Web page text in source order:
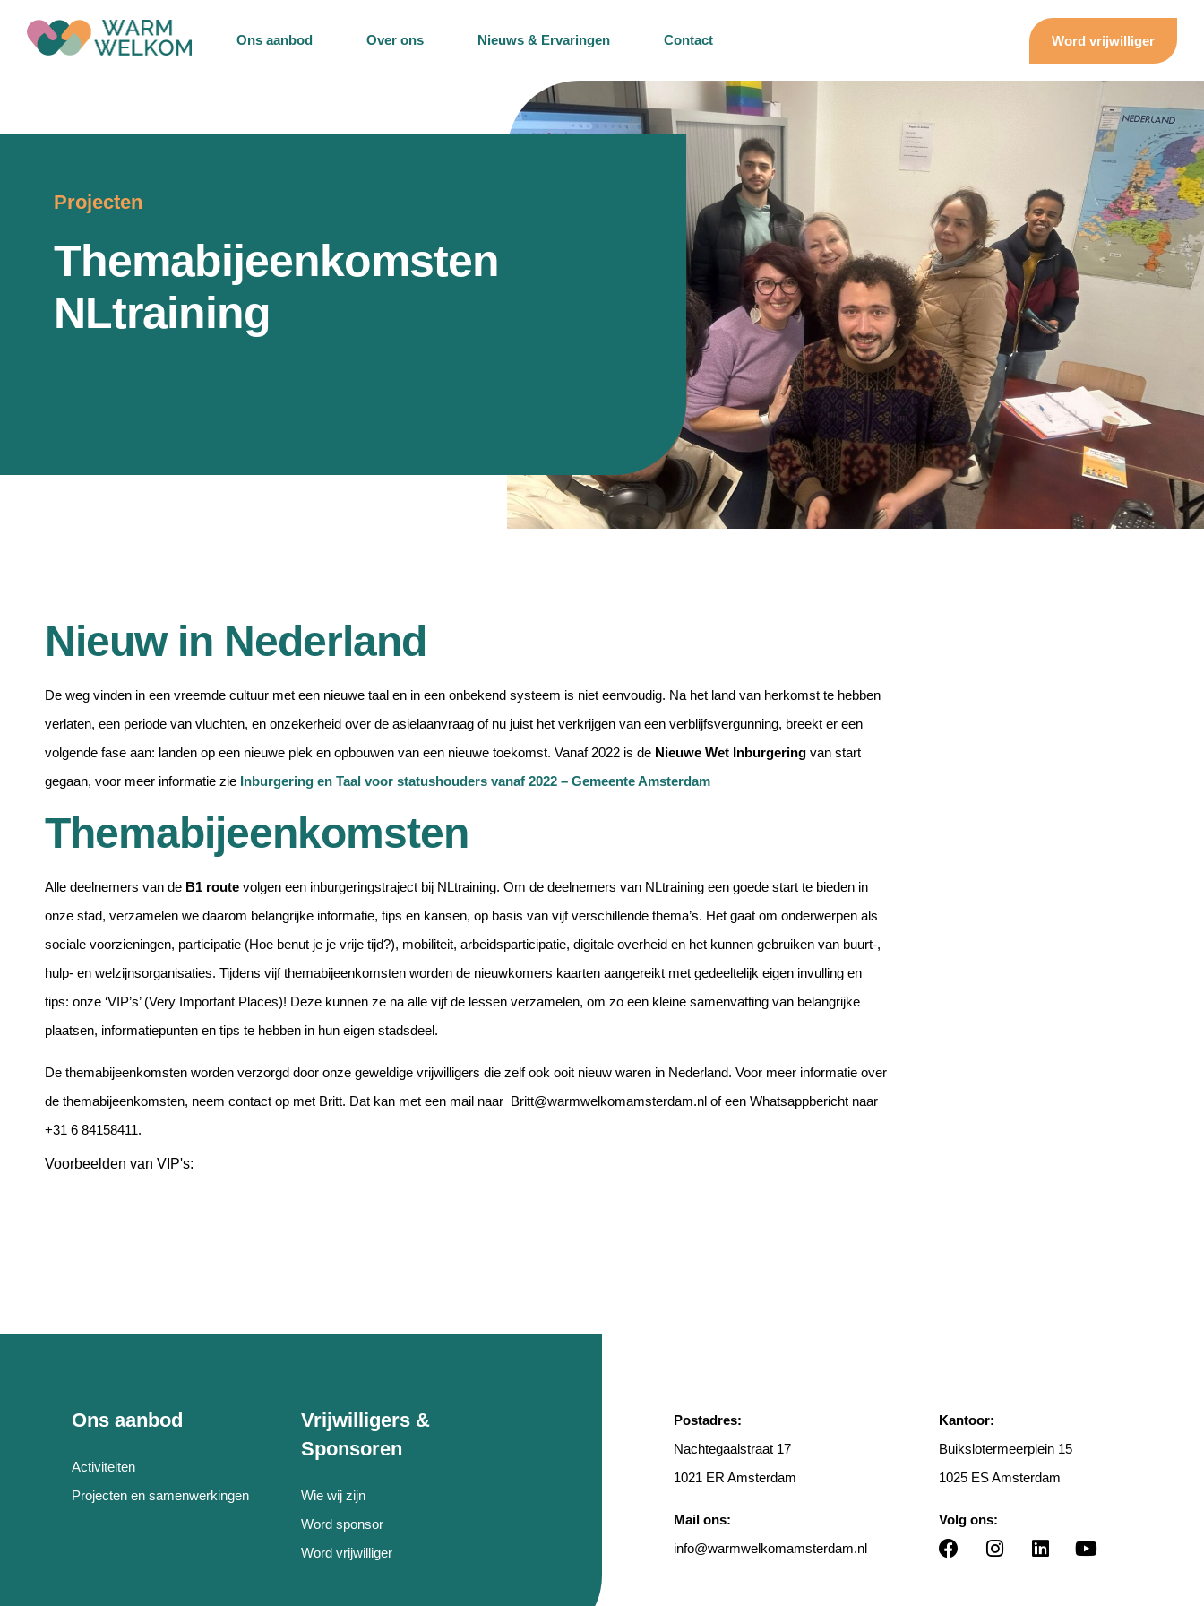
Ons aanbod Over ons Nieuws & Ervaringen Contact Word vrijwilliger
Projecten
Themabijeenkomsten
NLtraining
Nieuw in Nederland
De weg vinden in een vreemde cultuur met een nieuwe taal en in een onbekend systeem is niet eenvoudig. Na het land van herkomst te hebben
verlaten, een periode van vluchten, en onzekerheid over de asielaanvraag of nu juist het verkrijgen van een verblijfsvergunning, breekt er een
volgende fase aan: landen op een nieuwe plek en opbouwen van een nieuwe toekomst. Vanaf 2022 is de Nieuwe Wet Inburgering van start
gegaan, voor meer informatie zie Inburgering en Taal voor statushouders vanaf 2022 – Gemeente Amsterdam
Themabijeenkomsten
Alle deelnemers van de B1 route volgen een inburgeringstraject bij NLtraining. Om de deelnemers van NLtraining een goede start te bieden in
onze stad, verzamelen we daarom belangrijke informatie, tips en kansen, op basis van vijf verschillende thema’s. Het gaat om onderwerpen als
sociale voorzieningen, participatie (Hoe benut je je vrije tijd?), mobiliteit, arbeidsparticipatie, digitale overheid en het kunnen gebruiken van buurt-,
hulp- en welzijnsorganisaties. Tijdens vijf themabijeenkomsten worden de nieuwkomers kaarten aangereikt met gedeeltelijk eigen invulling en
tips: onze ‘VIP’s’ (Very Important Places)! Deze kunnen ze na alle vijf de lessen verzamelen, om zo een kleine samenvatting van belangrijke
plaatsen, informatiepunten en tips te hebben in hun eigen stadsdeel.
De themabijeenkomsten worden verzorgd door onze geweldige vrijwilligers die zelf ook ooit nieuw waren in Nederland. Voor meer informatie over
de themabijeenkomsten, neem contact op met Britt. Dat kan met een mail naar Britt@warmwelkomamsterdam.nl of een Whatsappbericht naar
+31 6 84158411.
Voorbeelden van VIP's:
Ons aanbod
Activiteiten
Projecten en samenwerkingen
Vrijwilligers &
Sponsoren
Wie wij zijn
Word sponsor
Word vrijwilliger
Postadres:
Nachtegaalstraat 17
1021 ER Amsterdam
Kantoor:
Buikslotermeerplein 15
1025 ES Amsterdam
Mail ons:
info@warmwelkomamsterdam.nl
Volg ons: